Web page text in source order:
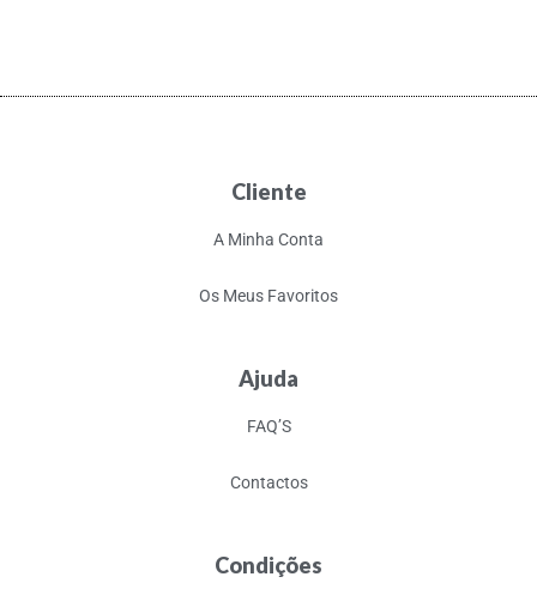
Cliente
A Minha Conta
Os Meus Favoritos
Ajuda
FAQ’S
Contactos
Condições